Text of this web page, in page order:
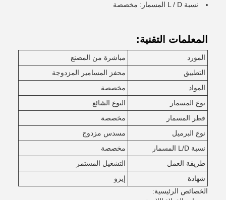
نسبة L / D المسمار: مخصصة
المعلمات التقنية:
المورد
مباشرة من المصنع
التطبيق
محفز المسامير المزدوجة
المواد
مخصصة
نوع المسمار
النوع الشائع
قطر المسمار
مخصصة
نوع البرميل
مسدس مزدوج
نسبة L/D المسمار
مخصصة
طريقة العمل
التشغيل المستمر
شهادة
إيزو
الخصائص الرئيسية: